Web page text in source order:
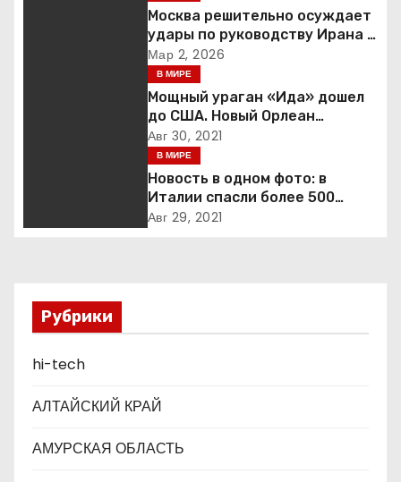
п
Москва решительно осуждает
удары по руководству Ирана и
призывает к немедленной
деэскалации
Мар 2, 2026
В МИРЕ
Мощный ураган «Ида» дошел
до США. Новый Орлеан
готовится к удару стихии
Авг 30, 2021
В МИРЕ
Новость в одном фото: в
Италии спасли более 500
мигрантов на рыбацкой лодке
Авг 29, 2021
Рубрики
hi-tech
АЛТАЙСКИЙ КРАЙ
АМУРСКАЯ ОБЛАСТЬ